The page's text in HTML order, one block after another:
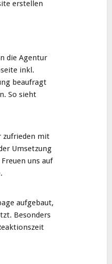
erstellen
die Agentur
inkl.
beaufragt
So sieht
zufrieden mit
Umsetzung
uns auf
aufgebaut,
Besonders